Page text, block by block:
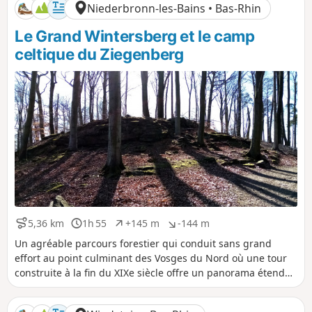
Niederbronn-les-Bains • Bas-Rhin
Le Grand Wintersberg et le camp
celtique du Ziegenberg
5,36 km
D
i
s
t
a
n
c
1h 55
D
u
r
é
e
+145 m
D
é
n
i
v
e
l
-144 m
D
é
n
i
v
e
l
Un agréable parcours forestier qui conduit sans grand
effort au point culminant des Vosges du Nord où une tour
construite à la fin du XIXe siècle offre un panorama étendu.
Moins couru, le site du camp celtique ne manque pas de
charme.